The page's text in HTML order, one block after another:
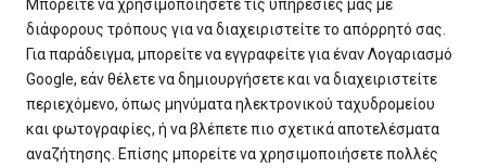
Μπορείτε να χρησιμοποιήσετε τις υπηρεσίες μας με
διάφορους τρόπους για να διαχειριστείτε το απόρρητό σας.
Για παράδειγμα, μπορείτε να εγγραφείτε για έναν Λογαριασμό
Google, εάν θέλετε να δημιουργήσετε και να διαχειριστείτε
περιεχόμενο, όπως μηνύματα ηλεκτρονικού ταχυδρομείου
και φωτογραφίες, ή να βλέπετε πιο σχετικά αποτελέσματα
αναζήτησης. Επίσης μπορείτε να χρησιμοποιήσετε πολλές